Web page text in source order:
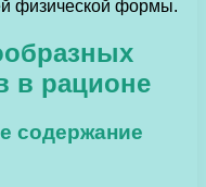
физической формы.
в рационе
содержание